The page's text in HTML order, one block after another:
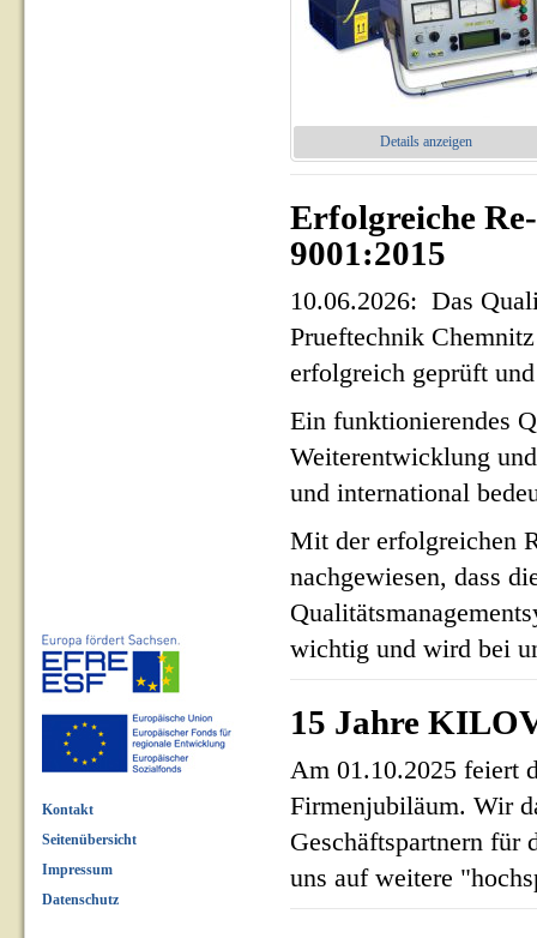
Details anzeigen
Erfolgreiche
9001:2015
10.06.2026: Das
Prueftechnik
erfolgreich geprüft
Ein funktionierendes
Weiterentwicklung
und international
Mit der erfolgreichen
nachgewiesen, dass
wichtig und wird bei
15 Jahre
Am 01.10.2025 feiert
Firmenjubiläum. Wir
Geschäftspartnern für
uns auf weitere
Kontakt
Seitenübersicht
Impressum
Datenschutz